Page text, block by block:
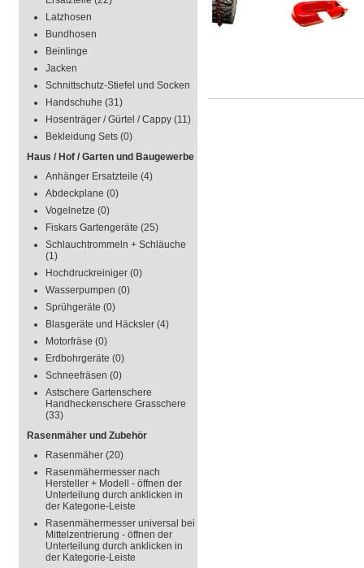
Latzhosen
Bundhosen
Beinlinge
Jacken
Schnittschutz-Stiefel und Socken
Handschuhe (31)
Hosenträger / Gürtel / Cappy (11)
Bekleidung Sets (0)
Haus / Hof / Garten und Baugewerbe
Anhänger Ersatzteile (4)
Abdeckplane (0)
Vogelnetze (0)
Fiskars Gartengeräte (25)
Schlauchtrommeln + Schläuche
(1)
Hochdruckreiniger (0)
Wasserpumpen (0)
Sprühgeräte (0)
Blasgeräte und Häcksler (4)
Motorfräse (0)
Erdbohrgeräte (0)
Schneefräsen (0)
Astschere Gartenschere
Handheckenschere Grasschere
(33)
Rasenmäher und Zubehör
Rasenmäher (20)
Rasenmähermesser nach
Hersteller + Modell - öffnen der
Unterteilung durch anklicken in
der Kategorie-Leiste
Rasenmähermesser universal bei
Mittelzentrierung - öffnen der
Unterteilung durch anklicken in
der Kategorie-Leiste